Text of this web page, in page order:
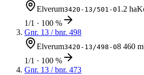
Elverum3420-13/501-01.2 ha
1/1 · 100 %
Gnr. 13 / bnr. 498
Elverum3420-13/498-08 460
1/1 · 100 %
Gnr. 13 / bnr. 473